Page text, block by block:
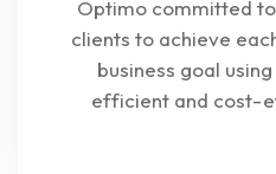
Optimo committed
clients to achieve
business goal
efficient and cost-